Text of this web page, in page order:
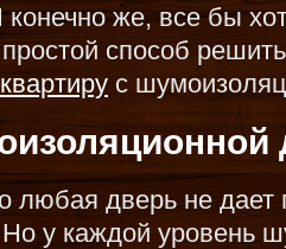
же, все бы
способ решить
с
любая дверь не дает
у каждой уровень